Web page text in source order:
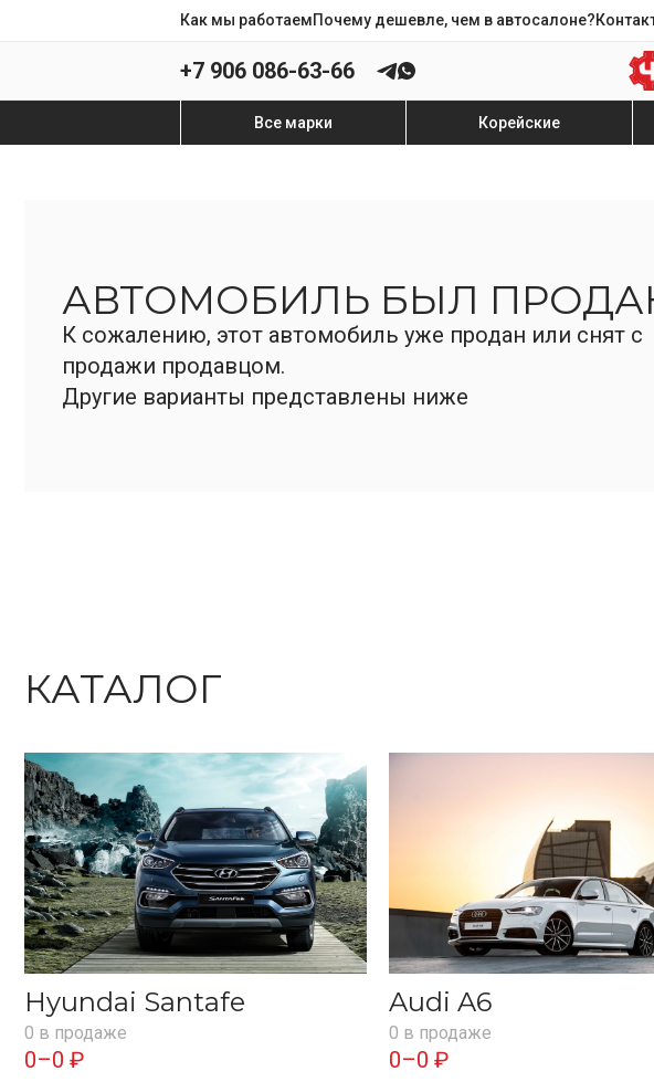
Как мы работаемПочему дешевле, чем в автосалоне?
+7 906 086-63-66
Все марки Корейские
АВТОМОБИЛЬ БЫЛ
К сожалению, этот автомобиль уже продан или снят с
продажи продавцом.
Другие варианты представлены ниже
КАТАЛОГ
Hyundai Santafe
0 в продаже
0–0 ₽
Audi A6
0 в продаже
0–0 ₽